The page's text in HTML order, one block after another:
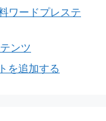
ワードプレステ
ンツ
を追加する